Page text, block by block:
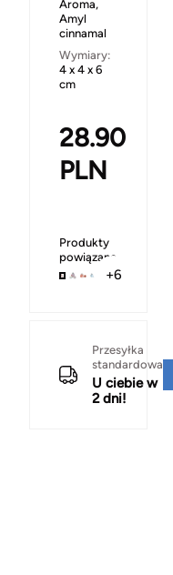
Aroma,
Amyl
cinnamal
Wymiary:
4 x 4 x 6
cm
28.90
PLN
Produkty
powiązane
+6
Przesyłka
standardowa
U ciebie w
2 dni!